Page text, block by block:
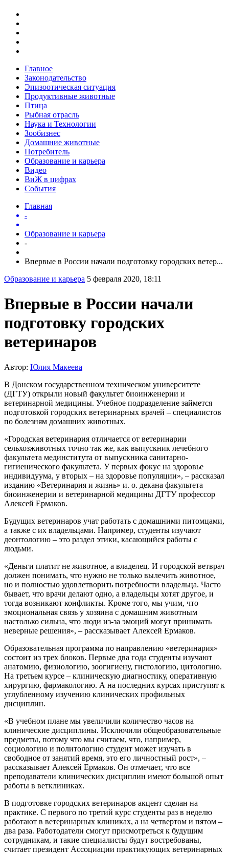
Главное
Законодательство
Эпизоотическая ситуация
Продуктивные животные
Птица
Рыбная отрасль
Наука и Технологии
Зообизнес
Домашние животные
Потребитель
Образование и карьера
Видео
ВиЖ в цифрах
События
Главная
-
Образование и карьера
-
Впервые в России начали подготовку городских ветер...
Образование и карьера 5 февраля 2020, 18:11
Впервые в России начали
подготовку городских
ветеринаров
Автор: Юлия Макеева
В Донском государственном техническом университете
(ДГТУ) открыли новый факультет биоинженерии и
ветеринарной медицины. Учебное подразделение займется
подготовкой городских ветеринарных врачей – специалистов
по болезням домашних животных.
«Городская ветеринария отличается от ветеринарии
сельхозживотных точно так же, как выпускник лечебного
факультета мединститута от выпускника санитарно-
гигиенического факультета. У первых фокус на здоровье
индивидуума, у вторых – на здоровье популяции», – рассказал
изданию «Ветеринария и жизнь» и. о. декана факультета
биоинженерии и ветеринарной медицины ДГТУ профессор
Алексей Ермаков.
Будущих ветеринаров учат работать с домашними питомцами,
а также с их владельцами. Например, студенты изучают
деонтологию – это раздел этики, касающийся работы с
людьми.
«Деньги платит не животное, а владелец. И городской ветврач
должен понимать, что нужно не только вылечить животное,
но и полностью удовлетворить потребности владельца. Часто
бывает, что врачи делают одно, а владельцы хотят другое, и
тогда возникают конфликты. Кроме того, мы учим, что
эмоциональная связь у хозяина с домашним животным
настолько сильна, что люди из-за эмоций могут принимать
неверные решения», – рассказывает Алексей Ермаков.
Образовательная программа по направлению «ветеринария»
состоит из трех блоков. Первые два года студенты изучают
анатомию, физиологию, зоогигиену, гистологию, цитологию.
На третьем курсе – клиническую диагностику, оперативную
хирургию, фармакологию. А на последних курсах приступят к
углубленному изучению клинических профильных
дисциплин.
«В учебном плане мы увеличили количество часов на
клинические дисциплины. Исключили общеобразовательные
предметы, потому что мы считаем, что, например,
социологию и политологию студент может изучать в
свободное от занятий время, это его личностный рост», –
рассказывает Алексей Ермаков. Он отмечает, что все
преподаватели клинических дисциплин имеют большой опыт
работы в ветклиниках.
В подготовке городских ветеринаров акцент сделан на
практике. С первого по третий курс студенты раз в неделю
работают в ветеринарных клиниках, а на четвертом и пятом –
два раза. Работодатели смогут присмотреться к будущим
сотрудникам, и такие специалисты будут востребованы,
считает президент Ассоциации практикующих ветеринарных